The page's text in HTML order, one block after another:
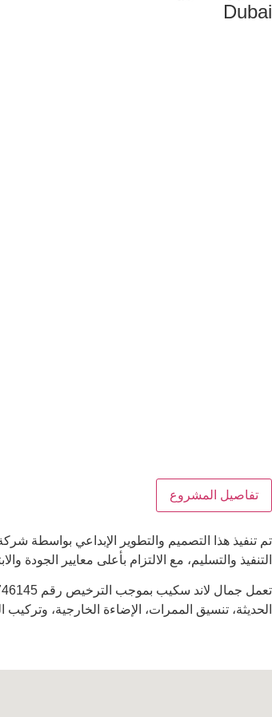
Dubai
تفاصيل المشروع
تم تنفيذ هذا التصميم والتطوير الإبداعي بواسطة
التنفيذ والتسليم، مع الالتزام بأعلى معايير الجودة
الحديثة، تنسيق الممرات، الإضاءة الخارجية،